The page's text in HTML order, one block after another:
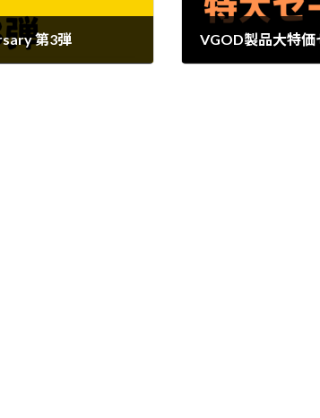
第3弾 VGOD製品大特価